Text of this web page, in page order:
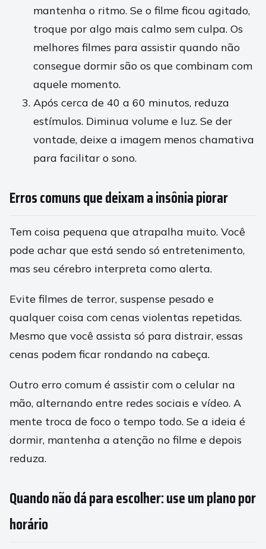
mantenha o ritmo. Se o filme ficou agitado,
troque por algo mais calmo sem culpa. Os
melhores filmes para assistir quando não
consegue dormir são os que combinam com
aquele momento.
Após cerca de 40 a 60 minutos, reduza
estímulos. Diminua volume e luz. Se der
vontade, deixe a imagem menos chamativa
para facilitar o sono.
Erros comuns que deixam a insônia piorar
Tem coisa pequena que atrapalha muito. Você
pode achar que está sendo só entretenimento,
mas seu cérebro interpreta como alerta.
Evite filmes de terror, suspense pesado e
qualquer coisa com cenas violentas repetidas.
Mesmo que você assista só para distrair, essas
cenas podem ficar rondando na cabeça.
Outro erro comum é assistir com o celular na
mão, alternando entre redes sociais e vídeo. A
mente troca de foco o tempo todo. Se a ideia é
dormir, mantenha a atenção no filme e depois
reduza.
Quando não dá para escolher: use um plano por
horário